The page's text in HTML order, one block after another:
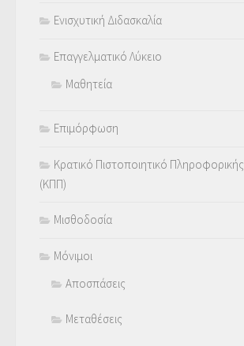
Ενισχυτική Διδασκαλία
Επαγγελματικό Λύκειο
Μαθητεία
Επιμόρφωση
Κρατικό Πιστοποιητικό Πληροφορικής
(ΚΠΠ)
Μισθοδοσία
Μόνιμοι
Αποσπάσεις
Μεταθέσεις